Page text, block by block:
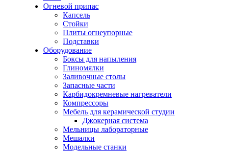
Огневой припас
Капсель
Стойки
Плиты огнеупорные
Подставки
Оборудование
Боксы для напыления
Глиномялки
Заливочные столы
Запасные части
Карбидокремневые нагреватели
Компрессоры
Мебель для керамической студии
Джокерная система
Мельницы лабораторные
Мешалки
Модельные станки